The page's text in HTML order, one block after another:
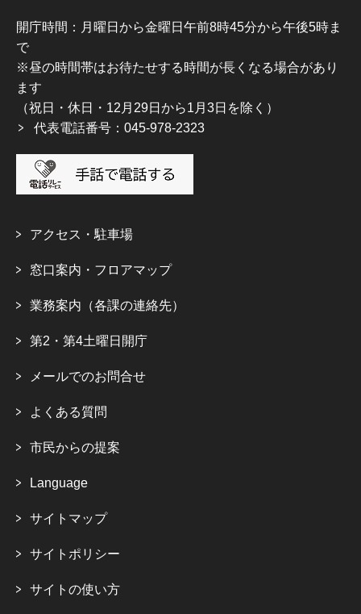
開庁時間：月曜日から金曜日午前8時45分から午後5時ま
で
※昼の時間帯はお待たせする時間が長くなる場合があり
ます
（祝日・休日・12月29日から1月3日を除く）
代表電話番号：045-978-2323
アクセス・駐車場
窓口案内・フロアマップ
業務案内（各課の連絡先）
第2・第4土曜日開庁
メールでのお問合せ
よくある質問
市民からの提案
Language
サイトマップ
サイトポリシー
サイトの使い方